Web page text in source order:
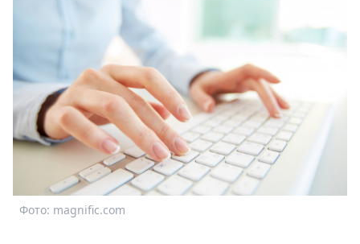
Афиша
Книги
Выставки
Пресс-
релизы
О
Metro
Стримы
Фото: magnific.com